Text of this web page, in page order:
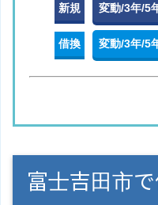
新規 変動/3年/5
借換 変動/3年/5
富士吉田市